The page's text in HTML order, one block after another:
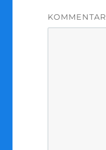
KOMMENTAR